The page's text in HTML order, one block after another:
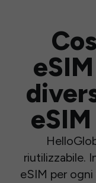
riutilizzabile.
eSIM per